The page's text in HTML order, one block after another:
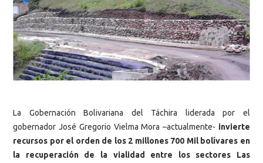
La Gobernación Bolivariana del Táchira liderada por el
gobernador José Gregorio Vielma Mora –actualmente- invierte
recursos por el orden de los 2 millones 700 Mil bolívares en
la recuperación de la vialidad entre los sectores Las